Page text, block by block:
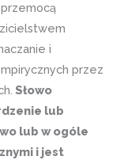
i
przez
Słowo
lub
lub w ogóle
i jest